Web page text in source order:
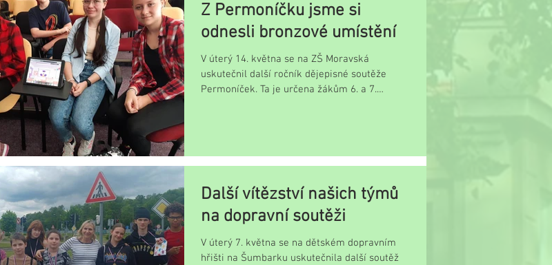
Z Permoníčku jsme si
odnesli bronzové umístění
V úterý 14. května se na ZŠ Moravská
uskutečnil další ročník dějepisné soutěže
Permoníček. Ta je určena žákům 6. a 7.
Další vítězství našich týmů
na dopravní soutěži
V úterý 7. května se na dětském dopravním
hřišti na Šumbarku uskutečnila další soutěž